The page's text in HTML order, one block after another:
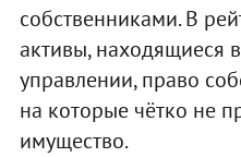
собственниками. В
активы, находящиеся
управлении, право
на которые чётко не
имущество.